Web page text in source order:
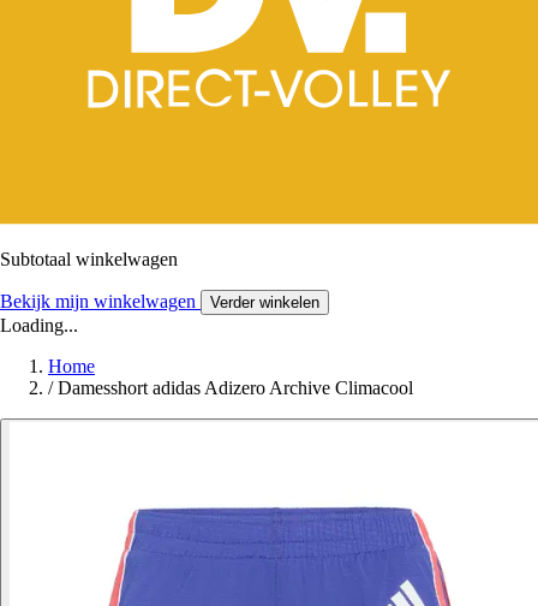
Subtotaal winkelwagen
Bekijk mijn winkelwagen Verder winkelen
Loading...
Home
/ Damesshort adidas Adizero Archive Climacool